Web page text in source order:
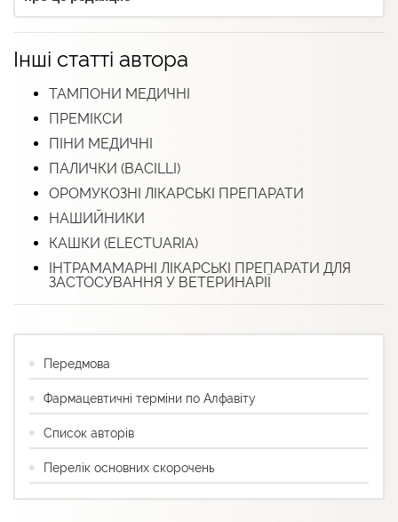
Інші статті автора
ТАМПОНИ МЕДИЧНІ
ПРЕМІКСИ
ПІНИ МЕДИЧНІ
ПАЛИЧКИ (BACILLI)
ОРОМУКОЗНІ ЛІКАРСЬКІ ПРЕПАРАТИ
НАШИЙНИКИ
КАШКИ (ELECTUARIА)
ІНТРАМАМАРНІ ЛІКАРСЬКІ ПРЕПАРАТИ ДЛЯ
ЗАСТОСУВАННЯ У ВЕТЕРИНАРІЇ
Передмова
Фармацевтичні терміни по Алфавіту
Список авторів
Перелік основних скорочень